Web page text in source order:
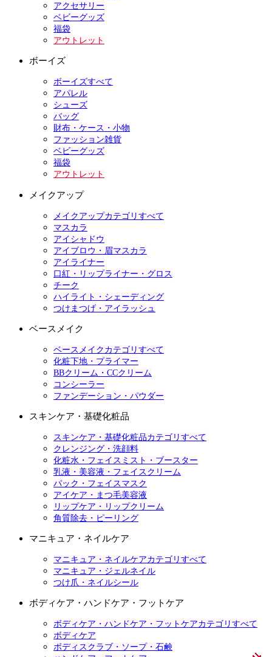
アクセサリー
ベビーグッズ
福袋
アウトレット
ボーイズ
ボーイズすべて
アパレル
シューズ
バッグ
財布・ケース・小物
ファッション雑貨
ベビーグッズ
福袋
アウトレット
メイクアップ
メイクアップカテゴリすべて
マスカラ
アイシャドウ
アイブロウ・眉マスカラ
アイライナー
口紅・リップライナー・グロス
チーク
ハイライト・シェーディング
つけまつげ・アイラッシュ
ベースメイク
ベースメイクカテゴリすべて
化粧下地・プライマー
BBクリーム・CCクリーム
コンシーラー
ファンデーション・パウダー
スキンケア・基礎化粧品
スキンケア・基礎化粧品カテゴリすべて
クレンジング・洗顔料
化粧水・フェイスミスト・ブースター
乳液・美容液・フェイスクリーム
パック・フェイスマスク
アイケア・まつ毛美容液
リップケア・リップクリーム
角質除去・ピーリング
マニキュア・ネイルケア
マニキュア・ネイルケアカテゴリすべて
マニキュア・ジェルネイル
つけ爪・ネイルシール
ボディケア・ハンドケア・フットケア
ボディケア・ハンドケア・フットケアカテゴリすべて
ボディケア
ボディスクラブ・ソープ・石鹸